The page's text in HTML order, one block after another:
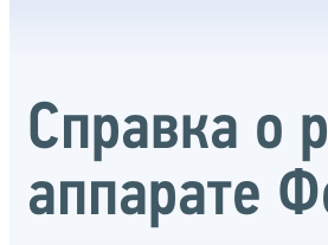
Справка о
аппарате